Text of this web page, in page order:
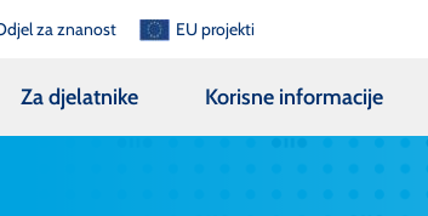
za znanost EU projekti
Za djelatnike Korisne informacije